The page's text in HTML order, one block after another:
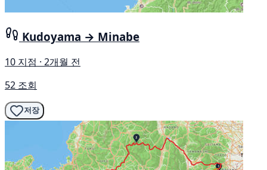
Kudoyama → Minabe
10 지점 · 2개월 전
52 조회
저장